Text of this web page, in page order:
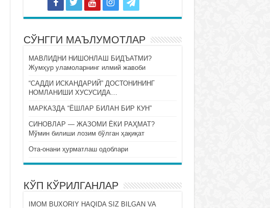
СЎНГГИ МАЪЛУМОТЛАР
МАВЛИДНИ НИШОНЛАШ БИДЪАТМИ?
Жумҳур уламоларнинг илмий жавоби
“САДДИ ИСКАНДАРИЙ” ДОСТОНИНИНГ
НОМЛАНИШИ ХУСУСИДА…
МАРКАЗДА “ЁШЛАР БИЛАН БИР КУН”
СИНОВЛАР — ЖАЗОМИ ЁКИ РАҲМАТ?
Мўмин билиши лозим бўлган ҳақиқат
Ота-онани ҳурматлаш одоблари
КЎП КЎРИЛГАНЛАР
IMOM BUXORIY HAQIDA SIZ BILGAN VA